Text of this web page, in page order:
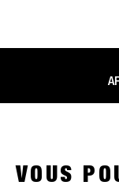
VOUS